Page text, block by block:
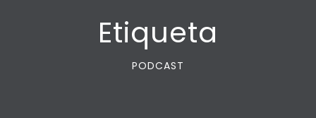
Etiqueta
PODCAST